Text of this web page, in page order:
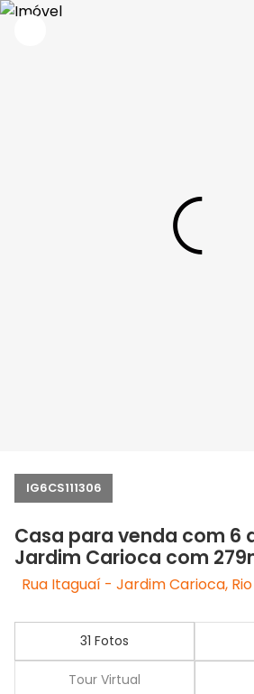
IG6CS111306
Casa para venda com 6
Jardim Carioca com
Rua Itaguaí - Jardim Carioca,
31 Fotos
Tour Virtual